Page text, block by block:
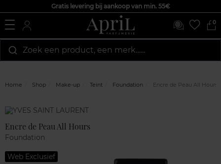
Gratis levering bij aankoop van min. 55€
0
Zoek een product, een merk…...
Home Shop Make-up Teint Foundation Encre de Peau All Hours
Marque
Encre de Peau All Hours
Foundation
Web Exclusief